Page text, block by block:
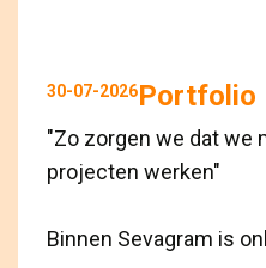
30-07-2026Portfolio
"Zo zorgen we dat we
projecten werken"
Binnen Sevagram is